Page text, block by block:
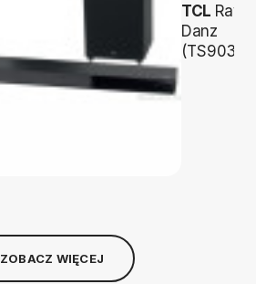
TCL Ray-
Danz
(TS9030)
ZOBACZ WIĘCEJ